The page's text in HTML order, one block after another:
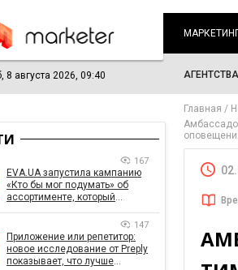
8 августа 2026, 09:40 АГЕНТСТВА
Главная
167
EVA.UA запустила кампанию
«Кто бы мог подумать» об
ассортименте, который
147
Приложение или репетитор:
новое исследование от Preply
показывает, что лучше